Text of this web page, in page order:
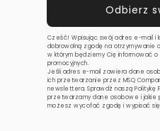
Cześć! Wpisując swój adres e-mail i
dobrowolną zgodę na otrzymywanie
w którym będziemy Cię informować
promocyjnych.
Jeśli adres e-mail zawiera dane
ich przetwarzanie przez MSQ
newslettera. Sprawdź naszą Politykę
przetwarzamy dane osobowe i jakie
możesz wycofać zgodę i wypisać